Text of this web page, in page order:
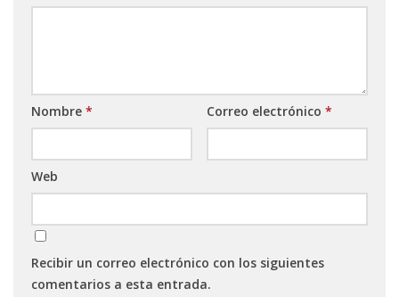
Nombre * Correo electrónico *
Web
Recibir un correo electrónico con los siguientes
comentarios a esta entrada.